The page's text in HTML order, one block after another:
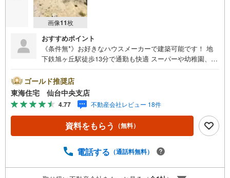
画像11枚
おすすめポイント
《条件無*》お好きなハウスメーカーで建築可能です！ 地
下鉄旭ヶ丘駅徒歩13分で通勤も快適 スーパーや幼稚園、学
ールポイント *・お好きなハウスメーカー・工務店で建築
可能な、建築条件の無い土地です。人気の地下鉄駅徒歩圏
内 *ライフインフォメーション *・旭丘小学校:徒歩12分旭
ヶ丘幼稚園:徒歩6分ヨークベンマル仙台小松島店:徒歩8分*
購入サポート情報 *・1.お客様のご希望・弊社おすすめの金
融機関での住宅ローン事前審査を行えます （無料）既存ロ
相談下さい 2.ご来店・ご見学の際に、弊社社員がご自宅ま
にご予約をお願い致します
ゴールド推奨店
東海住宅 仙台中央支店
4.77 不動産会社レビュー 18件
資料をもらう （無料）
電話する （通話料無料）